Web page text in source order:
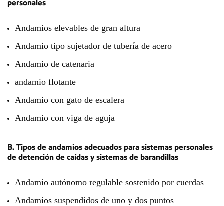
personales
Andamios elevables de gran altura
Andamio tipo sujetador de tubería de acero
Andamio de catenaria
andamio flotante
Andamio con gato de escalera
Andamio con viga de aguja
B. Tipos de andamios adecuados para sistemas personales
de detención de caídas y sistemas de barandillas
Andamio autónomo regulable sostenido por cuerdas
Andamios suspendidos de uno y dos puntos